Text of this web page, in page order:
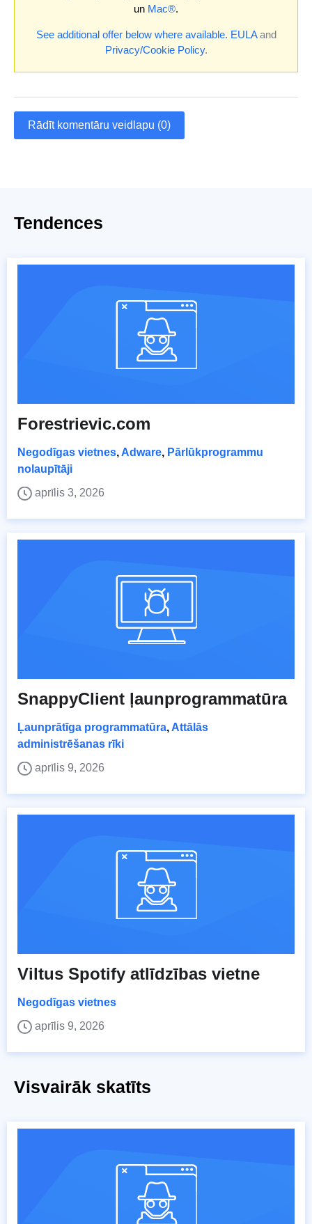
un Mac®.
See additional offer below where available. EULAand
Privacy/Cookie Policy.
Rādīt komentāru veidlapu (0)
Tendences
Forestrievic.com
Negodīgas vietnes, Adware, Pārlūkprogrammu
nolaupītāji
aprīlis 3, 2026
SnappyClient ļaunprogrammatūra
Ļaunprātīga programmatūra, Attālās
administrēšanas rīki
aprīlis 9, 2026
Viltus Spotify atlīdzības vietne
Negodīgas vietnes
aprīlis 9, 2026
Visvairāk skatīts